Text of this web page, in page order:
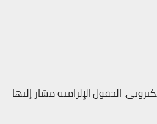
الحقول الإلزامية مشار إليها